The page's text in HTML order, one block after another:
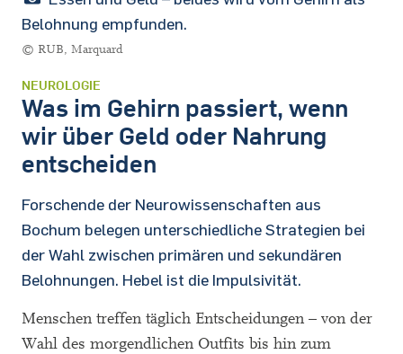
Belohnung empfunden.
© RUB, Marquard
NEUROLOGIE
Was im Gehirn passiert, wenn
wir über Geld oder Nahrung
entscheiden
Forschende der Neurowissenschaften aus
Bochum belegen unterschiedliche Strategien bei
der Wahl zwischen primären und sekundären
Belohnungen. Hebel ist die Impulsivität.
Menschen treffen täglich Entscheidungen – von der
Wahl des morgendlichen Outfits bis hin zum